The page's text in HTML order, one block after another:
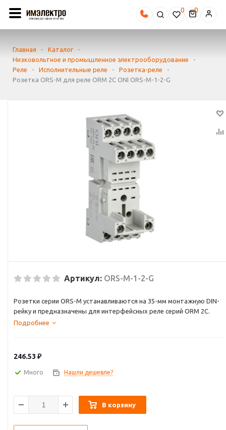
0
Главная - Каталог
-
Низковольтное и промышленное электрооборудование
-
Реле
- Исполнительные реле - Розетка-реле
-
Розетка ORS-M для реле ORM 2C ONI ORS-M-1-2-G
Артикул: ORS-M-1-2-G
Розетки серии ORS-M устанавливаются на 35-мм монтажную DIN-
рейку и предназначены для интерфейсных реле серий ORM 2C.
Подробнее
246.53 ₽
Много Нашли дешевле?
В корзину